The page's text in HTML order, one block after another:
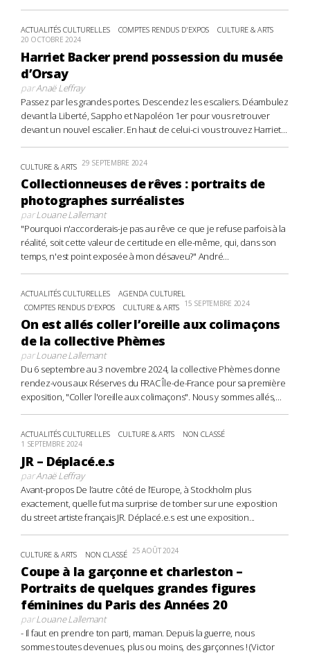
ACTUALITÉS CULTURELLES COMPTES RENDUS D'EXPOS CULTURE & ARTS
20 OCTOBRE 2024
Harriet Backer prend possession du musée
d’Orsay
parAnaë Leffray
Passez par les grandes portes. Descendez les escaliers. Déambulez
devant la Liberté, Sappho et Napoléon 1er pour vous retrouver
devant un nouvel escalier. En haut de celui-ci vous trouvez Harriet...
CULTURE & ARTS 29 SEPTEMBRE 2024
Collectionneuses de rêves : portraits de
photographes surréalistes
parLouane Lallemant
"Pourquoi n'accorderais-je pas au rêve ce que je refuse parfois à la
réalité, soit cette valeur de certitude en elle-même, qui, dans son
temps, n'est point exposée à mon désaveu?" André...
ACTUALITÉS CULTURELLES
AGENDA CULTUREL
COMPTES RENDUS D'EXPOS
CULTURE & ARTS 15 SEPTEMBRE 2024
On est allés coller l’oreille aux colimaçons
de la collective Phèmes
parLouane Lallemant
Du 6 septembre au 3 novembre 2024, la collective Phèmes donne
rendez-vous aux Réserves du FRAC Île-de-France pour sa première
exposition, "Coller l'oreille aux colimaçons". Nous y sommes allés,...
ACTUALITÉS CULTURELLES CULTURE & ARTS NON CLASSÉ
1 SEPTEMBRE 2024
JR – Déplacé.e.s
parAnaë Leffray
Avant-propos De l’autre côté de l’Europe, à Stockholm plus
exactement, quelle fut ma surprise de tomber sur une exposition
du street artiste français JR. Déplacé.e.s est une exposition...
CULTURE & ARTS NON CLASSÉ 25 AOÛT 2024
Coupe à la garçonne et charleston –
Portraits de quelques grandes figures
féminines du Paris des Années 20
parLouane Lallemant
- Il faut en prendre ton parti, maman. Depuis la guerre, nous
sommes toutes devenues, plus ou moins, des garçonnes ! (Victor